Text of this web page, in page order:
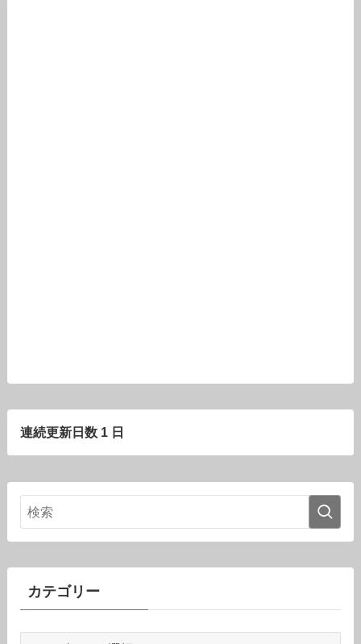
連続更新日数 1 日
カテゴリー